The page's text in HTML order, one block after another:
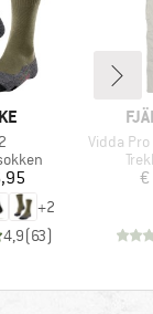
+2
4,9(63)
Artikel
Vidda Pro
€